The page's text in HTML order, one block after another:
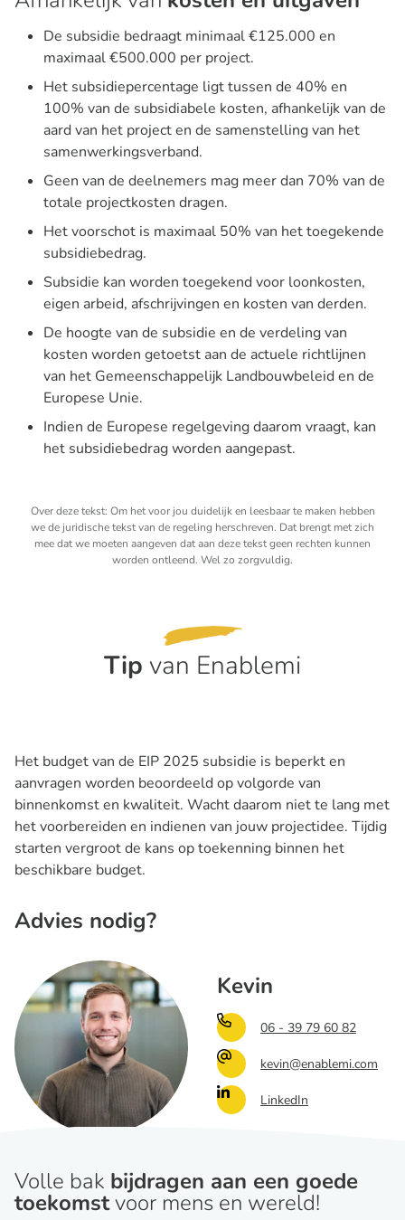
De subsidie bedraagt minimaal €125.000 en
maximaal €500.000 per project.
Het subsidiepercentage ligt tussen de 40% en
100% van de subsidiabele kosten, afhankelijk van de
aard van het project en de samenstelling van het
samenwerkingsverband.
Geen van de deelnemers mag meer dan 70% van de
totale projectkosten dragen.
Het voorschot is maximaal 50% van het toegekende
subsidiebedrag.
Subsidie kan worden toegekend voor loonkosten,
eigen arbeid, afschrijvingen en kosten van derden.
De hoogte van de subsidie en de verdeling van
kosten worden getoetst aan de actuele richtlijnen
van het Gemeenschappelijk Landbouwbeleid en de
Europese Unie.
Indien de Europese regelgeving daarom vraagt, kan
het subsidiebedrag worden aangepast.
Over deze tekst: Om het voor jou duidelijk en leesbaar te maken hebben
we de juridische tekst van de regeling herschreven. Dat brengt met zich
mee dat we moeten aangeven dat aan deze tekst geen rechten kunnen
worden ontleend. Wel zo zorgvuldig.
Tip van Enablemi
Het budget van de EIP 2025 subsidie is beperkt en
aanvragen worden beoordeeld op volgorde van
binnenkomst en kwaliteit. Wacht daarom niet te lang met
het voorbereiden en indienen van jouw projectidee. Tijdig
starten vergroot de kans op toekenning binnen het
beschikbare budget.
Advies nodig?
Kevin
06 - 39 79 60 82
kevin@enablemi.com
LinkedIn
Volle bak bijdragen aan een goede
toekomstvoor mens en wereld!